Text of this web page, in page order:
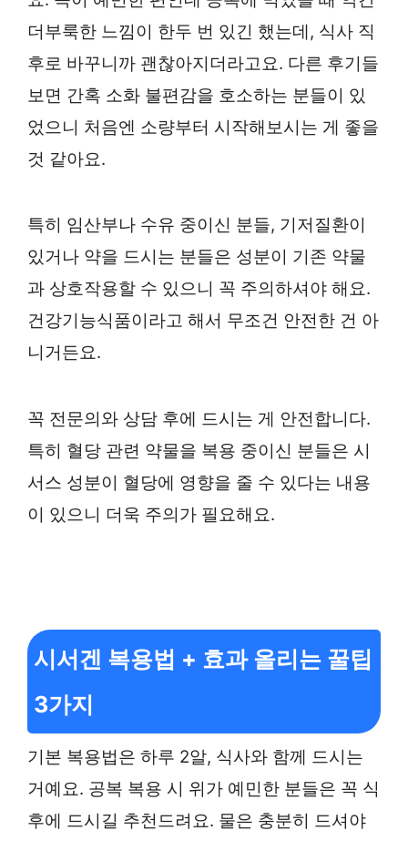
더부룩한 느낌이 한두 번 있긴 했는데, 식사 직
후로 바꾸니까 괜찮아지더라고요. 다른 후기들
보면 간혹 소화 불편감을 호소하는 분들이 있
었으니 처음엔 소량부터 시작해보시는 게 좋을
것 같아요.
특히 임산부나 수유 중이신 분들, 기저질환이
있거나 약을 드시는 분들은 성분이 기존 약물
과 상호작용할 수 있으니 꼭 주의하셔야 해요.
건강기능식품이라고 해서 무조건 안전한 건 아
니거든요.
꼭 전문의와 상담 후에 드시는 게 안전합니다.
특히 혈당 관련 약물을 복용 중이신 분들은 시
서스 성분이 혈당에 영향을 줄 수 있다는 내용
이 있으니 더욱 주의가 필요해요.
시서겐 복용법 + 효과 올리는 꿀팁
3가지
기본 복용법은 하루 2알, 식사와 함께 드시는
거예요. 공복 복용 시 위가 예민한 분들은 꼭 식
후에 드시길 추천드려요. 물은 충분히 드셔야